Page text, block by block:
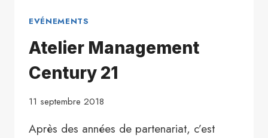
EVÉNEMENTS
Atelier Management
Century 21
11 septembre 2018
Après des années de partenariat, c’est